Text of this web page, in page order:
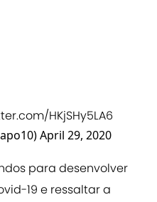
HKjSHy5LA6
April 29, 2020
para desenvolver
19 e ressaltar a